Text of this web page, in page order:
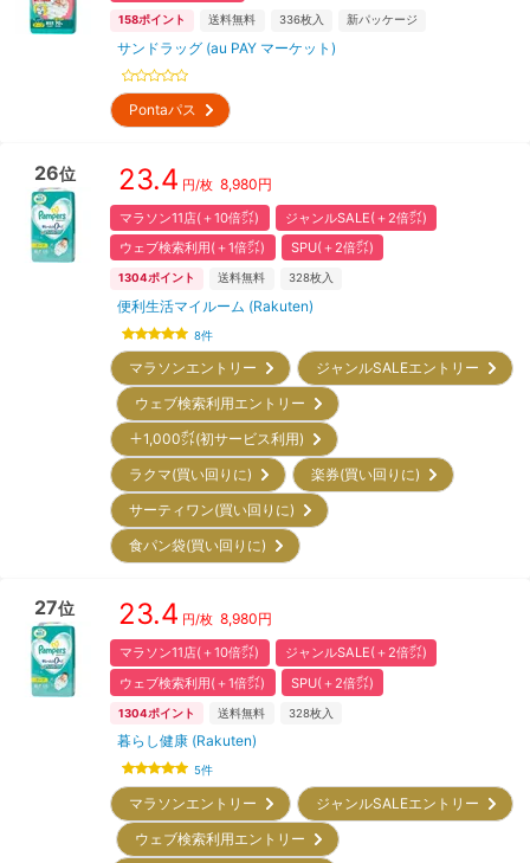
158ポイント 送料無料 336枚入 新パッケージ
サンドラッグ (au PAY マーケット)
Pontaパス
26位 23.4 円/枚 8,980円
マラソン11店(＋10倍㌽)
ジャンルSALE(＋2倍㌽)
ウェブ検索利用(＋1倍㌽)
SPU(＋2倍㌽)
1304ポイント 送料無料 328枚入
便利生活マイルーム (Rakuten)
8件
マラソンエントリー
ジャンルSALEエントリー
ウェブ検索利用エントリー
＋1,000㌽(初サービス利用)
ラクマ(買い回りに)
楽券(買い回りに)
サーティワン(買い回りに)
食パン袋(買い回りに)
27位 23.4 円/枚 8,980円
マラソン11店(＋10倍㌽)
ジャンルSALE(＋2倍㌽)
ウェブ検索利用(＋1倍㌽)
SPU(＋2倍㌽)
1304ポイント 送料無料 328枚入
暮らし健康 (Rakuten)
5件
マラソンエントリー
ジャンルSALEエントリー
ウェブ検索利用エントリー